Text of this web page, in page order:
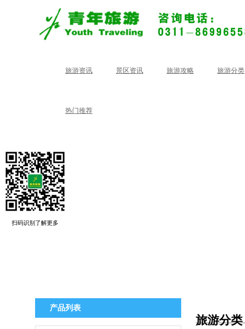
旅游资讯 景区资讯 旅游攻略 旅游分类
热门推荐
产品列表
旅游分类
扫码识别了解更多